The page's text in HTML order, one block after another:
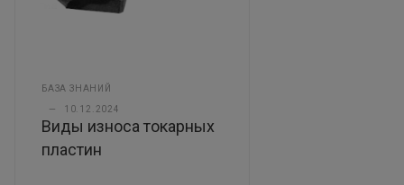
БАЗА ЗНАНИЙ
— 10.12.2024
Виды износа токарных
пластин